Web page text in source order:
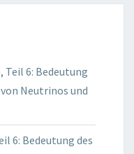
Teil 6: Bedeutung
Neutrinos und
6: Bedeutung des